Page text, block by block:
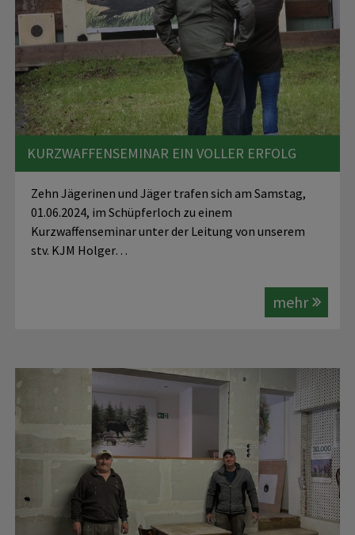
KURZWAFFENSEMINAR EIN VOLLER ERFOLG
Zehn Jägerinen und Jäger trafen sich am Samstag,
01.06.2024, im Schüpferloch zu einem
Kurzwaffenseminar unter der Leitung von unserem
stv. KJM Holger…
mehr